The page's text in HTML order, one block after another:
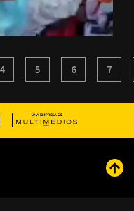
4 5 6 7